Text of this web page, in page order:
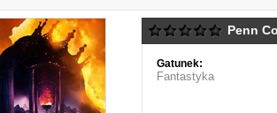
Penn
Gatunek:
Fantastyka